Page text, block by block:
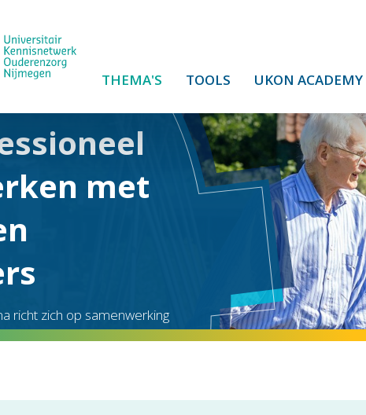
THEMA'S TOOLS UKON ACADEMY
met
richt zich op samenwerking
netwerk in de